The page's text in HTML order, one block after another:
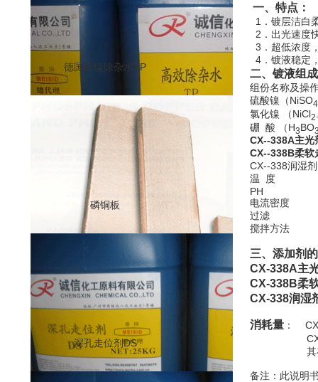
德国镀镍除杂水TP
磷铜板
深孔走位剂DS
一、特点：
1．镀层洁白
2．出光速度
3．超低浓度
4．镀液稳定
二、镀液组
组份名称及操
硫酸镍（NiSO4
氯化镍 （NiCl2
硼 酸 （H3BO
CX--338A主光
CX--338B柔软
CX--338润湿剂
温 度
PH
电流密度
过滤
搅拌方法
三、添加剂
CX-338A主
CX-338B柔
CX-338润湿
消耗量 ：
CX-338B
其补充量取
备注：此说明